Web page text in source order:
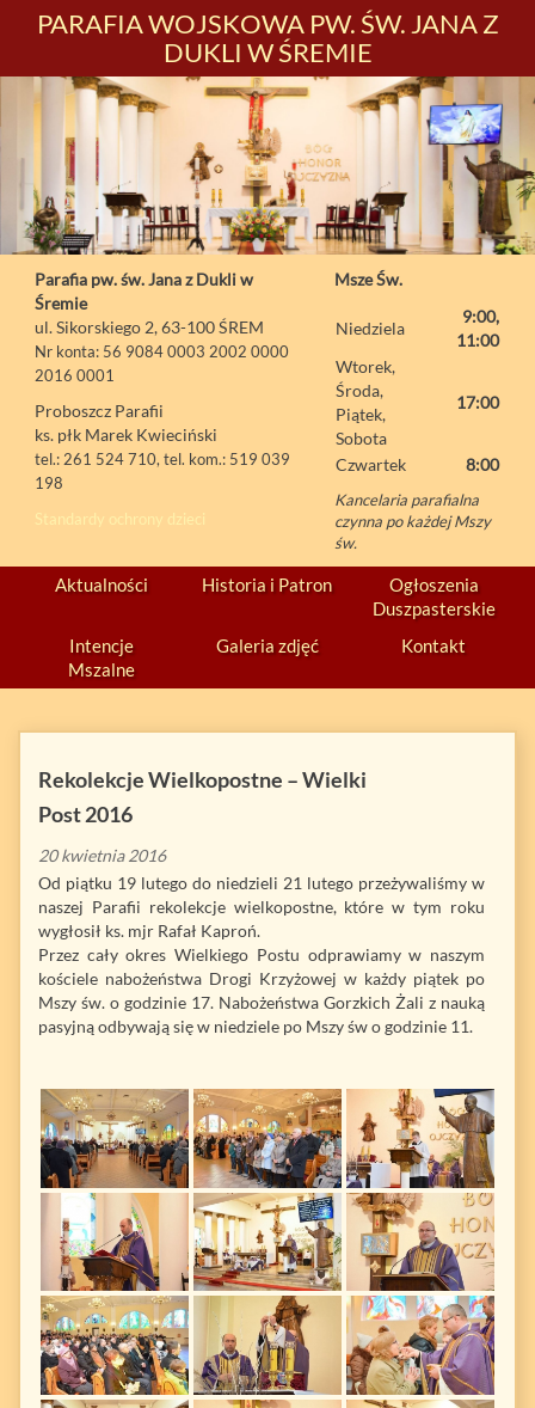
PARAFIA WOJSKOWA PW. ŚW. JANA Z
DUKLI W ŚREMIE
Parafia pw. św. Jana z Dukli w
Śremie
ul. Sikorskiego 2, 63-100 ŚREM
Nr konta: 56 9084 0003 2002 0000
2016 0001
Proboszcz Parafii
ks. płk Marek Kwieciński
tel.: 261 524 710, tel. kom.: 519 039
198
Standardy ochrony dzieci
Msze Św.
Niedziela
9:00,
11:00
Wtorek,
Środa,
Piątek,
Sobota
17:00
Czwartek 8:00
Kancelaria parafialna
czynna po każdej Mszy
św.
Aktualności Historia i Patron
Ogłoszenia
Duszpasterskie
Intencje
Mszalne
Galeria zdjęć Kontakt
Rekolekcje Wielkopostne – Wielki
Post 2016
20 kwietnia 2016
Od piątku 19 lutego do niedzieli 21 lutego przeżywaliśmy w
naszej Parafii rekolekcje wielkopostne, które w tym roku
wygłosił ks. mjr Rafał Kaproń.
Przez cały okres Wielkiego Postu odprawiamy w naszym
kościele nabożeństwa Drogi Krzyżowej w każdy piątek po
Mszy św. o godzinie 17. Nabożeństwa Gorzkich Żali z nauką
pasyjną odbywają się w niedziele po Mszy św o godzinie 11.